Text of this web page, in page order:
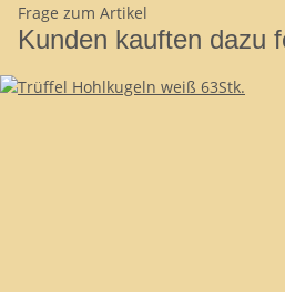
Frage zum Artikel
Kunden kauften dazu